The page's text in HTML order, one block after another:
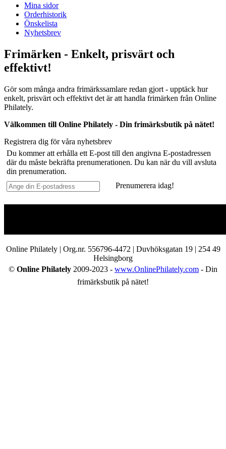
Mina sidor
Orderhistorik
Önskelista
Nyhetsbrev
Frimärken - Enkelt, prisvärt och
effektivt!
Gör som många andra frimärkssamlare redan gjort - upptäck hur
enkelt, prisvärt och effektivt det är att handla frimärken från Online
Philately.
Välkommen till Online Philately - Din frimärksbutik på nätet!
Registrera dig för våra nyhetsbrev
Du kommer att erhålla ett E-post till den angivna E-postadressen
där du måste bekräfta prenumerationen. Du kan när du vill avsluta
din prenumeration.
Prenumerera idag!
Online Philately | Org.nr. 556796-4472 | Duvhöksgatan 19 | 254 49
Helsingborg
© Online Philately 2009-2023 - www.OnlinePhilately.com - Din
frimärksbutik på nätet!